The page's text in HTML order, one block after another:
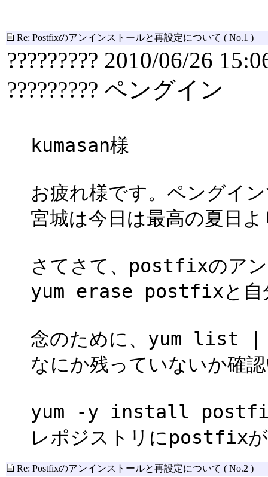
Re: Postfixのアンインストールと再設定について ( No.1 )
????????? 2010/06/26
????????? ペングイン
kumasan様
お疲れ様です。ペングイ
宮城は今日は最高の夏日
さてさて、postfixのアン
yum erase postfixと自分
念のために、yum
なにか残っていないか確
yum -y install postfixの
レポジストリにpostfixが
Re: Postfixのアンインストールと再設定について ( No.2 )